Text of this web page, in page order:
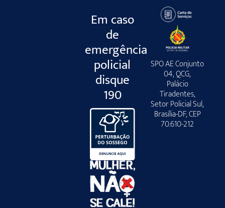
Em caso
de
emergência
policial
disque
190
SPO AE Conjunto
04, QCG,
Palácio
Tiradentes,
Setor Policial Sul,
Brasília-DF, CEP
70.610-212